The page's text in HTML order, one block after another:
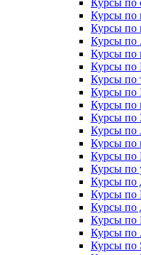
Курсы по
Курсы по
Курсы по
Курсы по
Курсы по
Курсы по
Курсы по
Курсы по
Курсы по
Курсы по
Курсы по
Курсы по
Курсы по
Курсы по
Курсы по
Курсы по
Курсы по
Курсы по
Курсы по
Курсы по